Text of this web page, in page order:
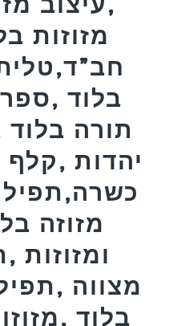
מזוזות
בלוד
תורה בלוד
יהדות ,קלף
מזוזה
ומזוזות
מצווה
בלוד